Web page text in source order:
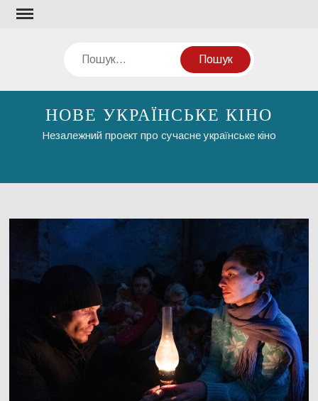
Перейти
Пошук
НОВЕ УКРАЇНСЬКЕ КІНО
Незалежний проект про сучасне українське кіно